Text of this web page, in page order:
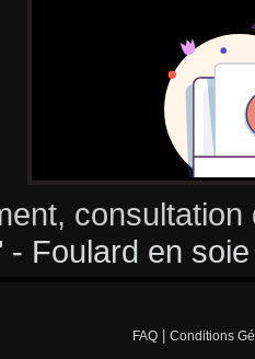
- Foulard en
FAQ Conditions